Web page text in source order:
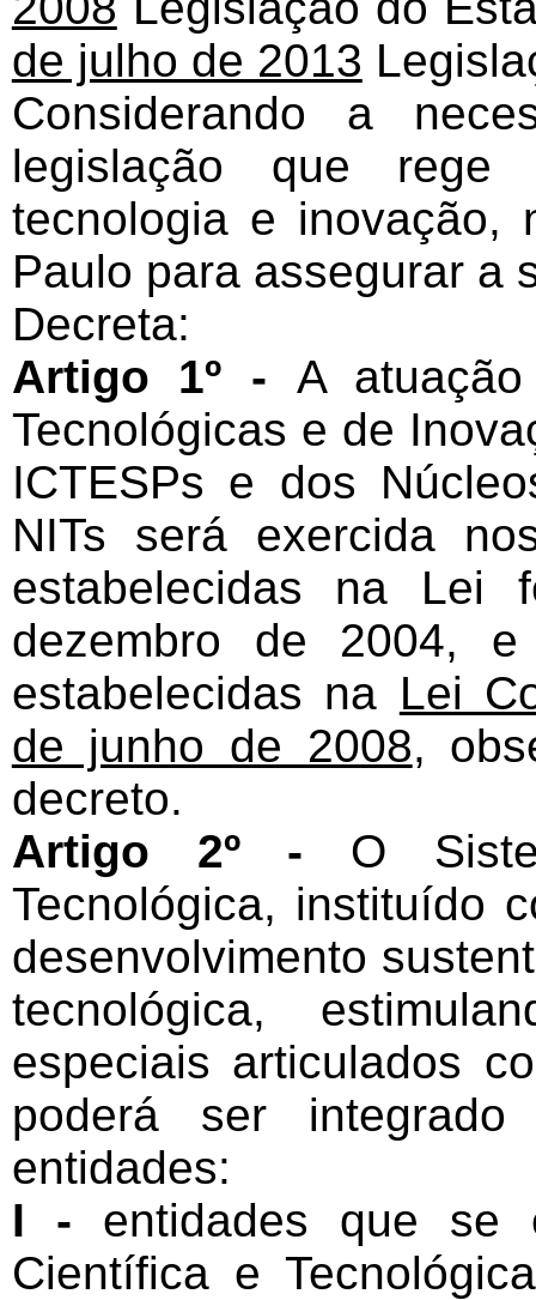
de julho de 2013
Considerando a
legislação que
tecnologia e inovação,
Paulo para assegurar a
Decreta:
Artigo 1º - A
Tecnológicas e de
ICTESPs e dos
NITs será exercida
estabelecidas na Lei
dezembro de 2004, e
estabelecidas na Lei
de junho de 2008,
decreto.
Artigo 2º - O
Tecnológica, instituído
desenvolvimento
tecnológica,
especiais articulados
poderá ser
entidades:
I - entidades que se
Científica e